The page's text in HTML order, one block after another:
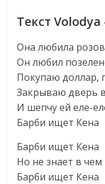
Текст
Она любила
Он любил
Покупаю доллар,
Закрываю дверь
И шепчу ей еле-
Барби ищет Кена
Барби ищет Кена
Но не знает в
Барби ищет Кена